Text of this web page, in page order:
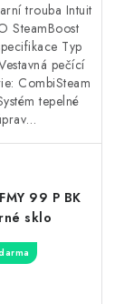
trouba Intuit
SteamBoost
Typ
pečící
CombiSteam
tepelné
99 P BK
sklo